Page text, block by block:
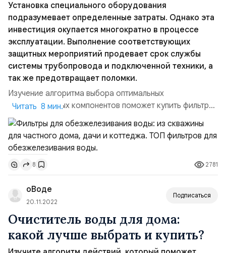
Установка специального оборудования
подразумевает определенные затраты. Однако эта
инвестиция окупается многократно в процессе
эксплуатации. Выполнение соответствующих
защитных мероприятий продевает срок службы
системы трубопровода и подключенной техники, а
так же предотвращает поломки.
Изучение алгоритма выбора оптимальных
функциональных компонентов поможет купить фильтр
для обезжелезивания воды из скважины без ошибок. В
тематическом обзоре представлены рекомендации
опытных специалистов, учтены отзывы
пользователей.Фильтры для обезжелезивания воды:
чем опасно железо в воде из скважины, колодца и
любого другого источника?. Самой просто...
Читать 8 мин.
8 2781
оВоде
20.11.2022
Подписаться
Очиститель воды для дома:
какой лучше выбрать и купить?